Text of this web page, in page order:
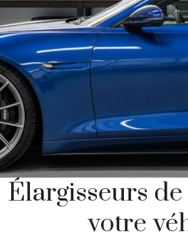
Élargisseurs
votre